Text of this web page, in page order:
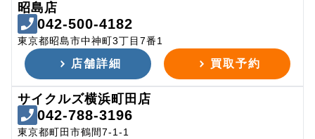
昭島店
042-500-4182
東京都昭島市中神町3丁目7番1
店舗詳細 買取予約
サイクルズ横浜町田店
042-788-3196
東京都町田市鶴間7-1-1